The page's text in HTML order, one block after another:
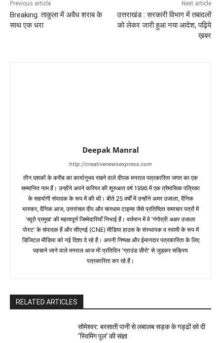
Previous article
Breaking: ताकुला में अवैध शराब के
साथ एक धरा
Next article
उत्तराखंड : सरकारी विभाग में तबादलों
को लेकर जारी हुआ नया आदेश, पढ़िये
ख़बर
Deepak Manral
http://creativenewsexpress.com
तीन दशकों के करीब का कार्यानुभव रखने वाले दीपक मनराल पत्रकारिता जगत का एक
सम्मानित नाम हैं। उन्होंने अपने करियर की शुरुआत वर्ष 1996 में एक त्रैमासिक पत्रिका
के सहयोगी संपादक के रूप में की थी। बीते 25 वर्षों में उन्होंने अमर उजाला, दैनिक
भास्कर, दैनिक आज, उत्तरांचल दीप और चारधाम टाइम्स जैसे प्रतिष्ठित समाचार पत्रों में
'ब्यूरो प्रमुख' की महत्वपूर्ण जिम्मेदारियाँ निभाई हैं। वर्तमान में वे 'गंगोत्री अक्षर उजाला
पोस्ट' के संपादक हैं और सीएनई (CNE) मीडिया हाउस के संस्थापक व स्वामी के रूप में
डिजिटल मीडिया को नई दिशा दे रहे हैं। अपनी निष्पक्ष और ईमानदार पत्रकारिता के लिए
पहचाने जाने वाले मनराल आज भी प्रतिदिन 'ग्राउंड ज़ीरो' से जुड़कर सक्रिय
पत्रकारिता कर रहे हैं।
RELATED ARTICLES
सोमेश्वर: बरसाती पानी से लबालब सड़क के गड्ढों को दी
‘स्विमिंग पूल’ की संज्ञा